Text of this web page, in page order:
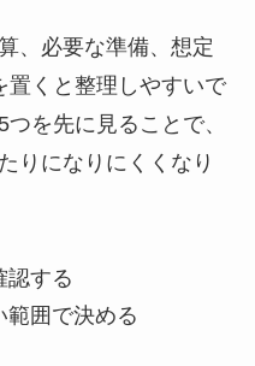
、必要な準備、想定
置くと整理しやすいで
を先に見ることで、
りになりにくくなり
認する
範囲で決める